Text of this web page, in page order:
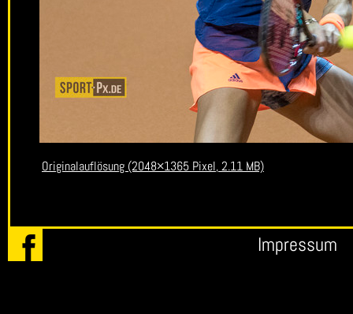
Originalauflösung (2048×1365 Pixel, 2.11 MB)
Impressum